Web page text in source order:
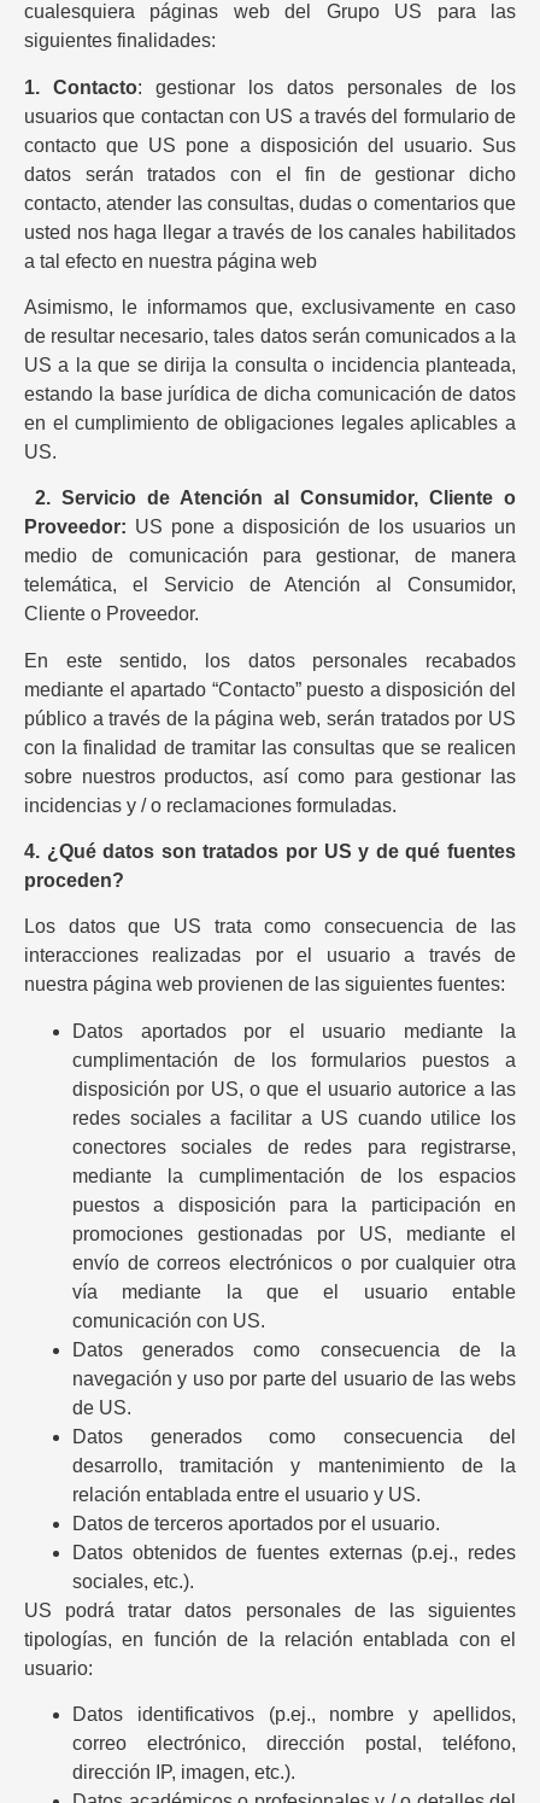
cualesquiera páginas web del Grupo US para las
siguientes finalidades:
1. Contacto: gestionar los datos personales de los
usuarios que contactan con US a través del formulario de
contacto que US pone a disposición del usuario. Sus
datos serán tratados con el fin de gestionar dicho
contacto, atender las consultas, dudas o comentarios que
usted nos haga llegar a través de los canales habilitados
a tal efecto en nuestra página web
Asimismo, le informamos que, exclusivamente en caso
de resultar necesario, tales datos serán comunicados a la
US a la que se dirija la consulta o incidencia planteada,
estando la base jurídica de dicha comunicación de datos
en el cumplimiento de obligaciones legales aplicables a
US.
2. Servicio de Atención al Consumidor, Cliente o
Proveedor: US pone a disposición de los usuarios un
medio de comunicación para gestionar, de manera
telemática, el Servicio de Atención al Consumidor,
Cliente o Proveedor.
En este sentido, los datos personales recabados
mediante el apartado “Contacto” puesto a disposición del
público a través de la página web, serán tratados por US
con la finalidad de tramitar las consultas que se realicen
sobre nuestros productos, así como para gestionar las
incidencias y / o reclamaciones formuladas.
4. ¿Qué datos son tratados por US y de qué fuentes
proceden?
Los datos que US trata como consecuencia de las
interacciones realizadas por el usuario a través de
nuestra página web provienen de las siguientes fuentes:
Datos aportados por el usuario mediante la
cumplimentación de los formularios puestos a
disposición por US, o que el usuario autorice a las
redes sociales a facilitar a US cuando utilice los
conectores sociales de redes para registrarse,
mediante la cumplimentación de los espacios
puestos a disposición para la participación en
promociones gestionadas por US, mediante el
envío de correos electrónicos o por cualquier otra
vía mediante la que el usuario entable
comunicación con US.
Datos generados como consecuencia de la
navegación y uso por parte del usuario de las webs
de US.
Datos generados como consecuencia del
desarrollo, tramitación y mantenimiento de la
relación entablada entre el usuario y US.
Datos de terceros aportados por el usuario.
Datos obtenidos de fuentes externas (p.ej., redes
sociales, etc.).
US podrá tratar datos personales de las siguientes
tipologías, en función de la relación entablada con el
usuario:
Datos identificativos (p.ej., nombre y apellidos,
correo electrónico, dirección postal, teléfono,
dirección IP, imagen, etc.).